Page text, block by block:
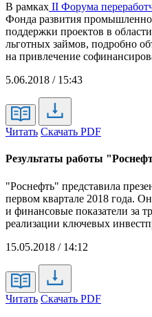
В рамках II Форума
Фонда развития
поддержки проектов в
льготных займов, подробно
на привлечение
5.06.2018 / 15:43
Читать Скачать PDF
Результаты работы
"Роснефть" представила
первом квартале 2018 года.
и финансовые показатели за
реализации ключевых
15.05.2018 / 14:12
Читать Скачать PDF